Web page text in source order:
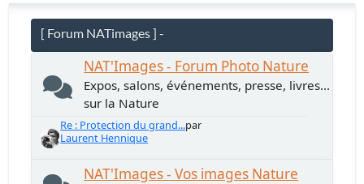
[ Forum NATimages ] -
NAT'Images - Forum Photo Nature
Expos, salons, événements, presse, livres...
sur la Nature
Re : Protection du grand...par
Laurent Hennique
NAT'Images - Vos images Nature